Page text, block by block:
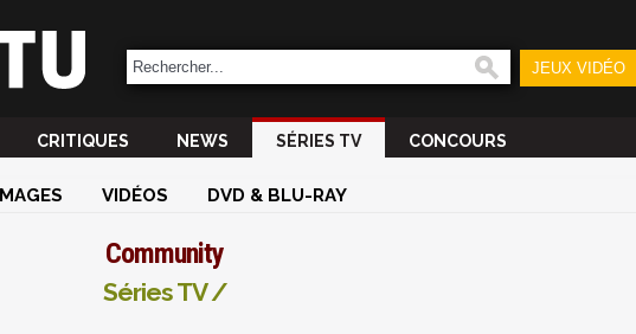
JEUX VIDÉO
CRITIQUES NEWS SÉRIES TV CONCOURS
VIDÉOS DVD & BLU-RAY
Community
Séries TV /